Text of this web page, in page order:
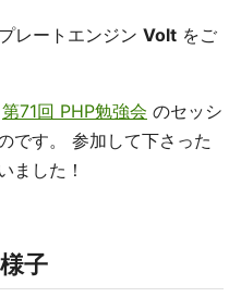
レートエンジン Volt をご
第71回 PHP勉強会 のセッシ
です。 参加して下さった
ました！
子